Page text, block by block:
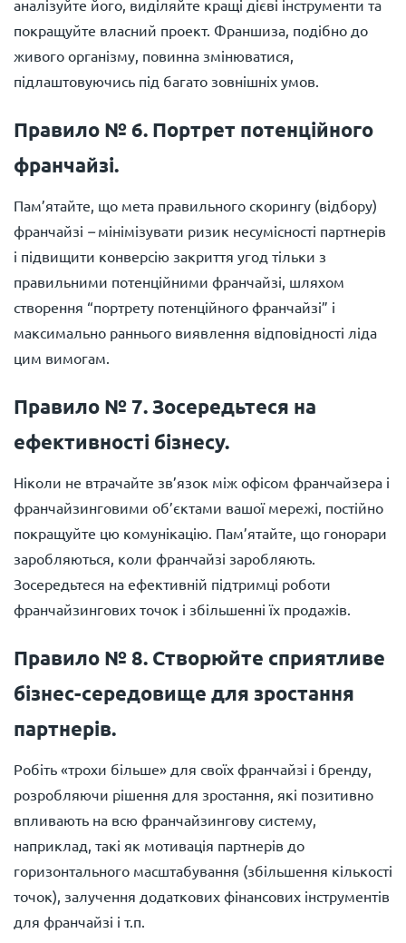
аналізуйте його, виділяйте кращі дієві інструменти та
покращуйте власний проект. Франшиза, подібно до
живого організму, повинна змінюватися,
підлаштовуючись під багато зовнішніх умов.
Правило № 6. Портрет потенційного
франчайзі.
Пам’ятайте, що мета правильного скорингу (відбору)
франчайзі –мінімізувати ризик несумісності партнерів
і підвищити конверсію закриття угод тільки з
правильними потенційними франчайзі, шляхом
створення “портрету потенційного франчайзі” і
максимально раннього виявлення відповідності ліда
цим вимогам.
Правило № 7. Зосередьтеся на
ефективності бізнесу.
Ніколи не втрачайте зв’язок між офісом франчайзера і
франчайзинговими об’єктами вашої мережі, постійно
покращуйте цю комунікацію. Пам’ятайте, що гонорари
заробляються, коли франчайзі заробляють.
Зосередьтеся на ефективній підтримці роботи
франчайзингових точок і збільшенні їх продажів.
Правило № 8. Створюйте сприятливе
бізнес-середовище для зростання
партнерів.
Робіть «трохи більше» для своїх франчайзі і бренду,
розробляючи рішення для зростання, які позитивно
впливають на всю франчайзингову систему,
наприклад, такі як мотивація партнерів до
горизонтального масштабування (збільшення кількості
точок), залучення додаткових фінансових інструментів
для франчайзі і т.п.